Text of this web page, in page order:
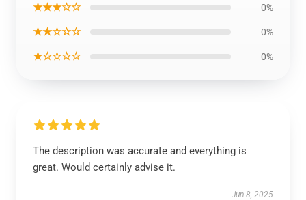
★★★☆☆ 0%
★★☆☆☆ 0%
★☆☆☆☆ 0%
The description was accurate and everything is
great. Would certainly advise it.
Jun 8, 2025